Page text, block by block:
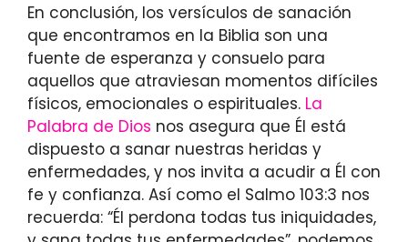
En conclusión, los versículos de sanación
que encontramos en la Biblia son una
fuente de esperanza y consuelo para
aquellos que atraviesan momentos difíciles
físicos, emocionales o espirituales. La
Palabra de Dios nos asegura que Él está
dispuesto a sanar nuestras heridas y
enfermedades, y nos invita a acudir a Él con
fe y confianza. Así como el Salmo 103:3 nos
recuerda: “Él perdona todas tus iniquidades,